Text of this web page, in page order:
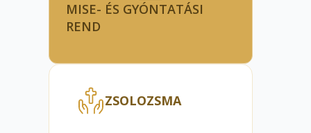
MISE- ÉS GYÓNTATÁSI
REND
ZSOLOZSMA